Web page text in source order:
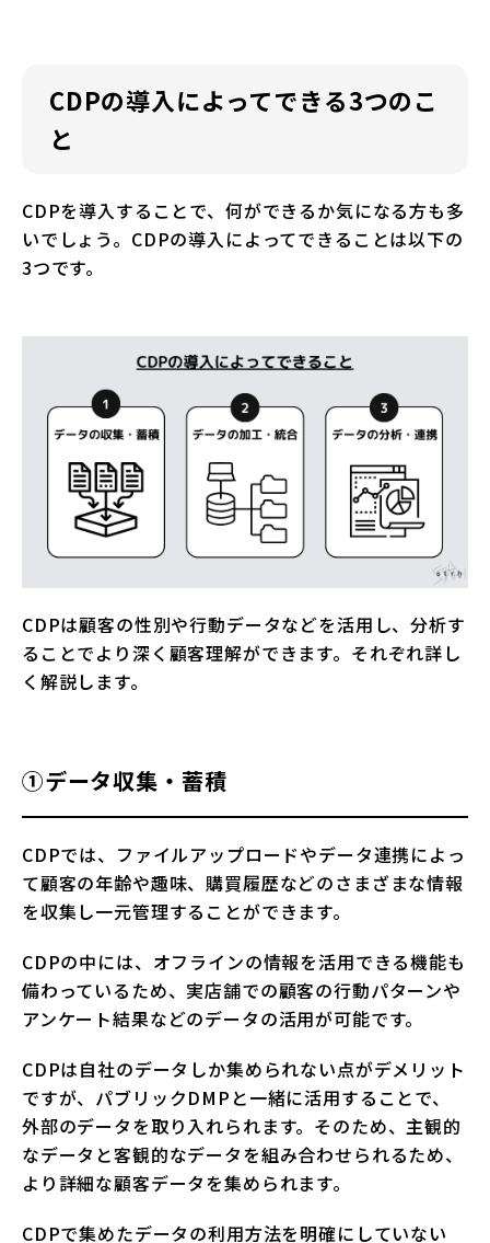
CDPの導入によってできる3つのこ
と
CDPを導入することで、何ができるか気になる方も多
いでしょう。CDPの導入によってできることは以下の
3つです。
CDPは顧客の性別や行動データなどを活用し、分析す
ることでより深く顧客理解ができます。それぞれ詳し
く解説します。
①データ収集・蓄積
CDPでは、ファイルアップロードやデータ連携によっ
て顧客の年齢や趣味、購買履歴などのさまざまな情報
を収集し一元管理することができます。
CDPの中には、オフラインの情報を活用できる機能も
備わっているため、実店舗での顧客の行動パターンや
アンケート結果などのデータの活用が可能です。
CDPは自社のデータしか集められない点がデメリット
ですが、パブリックDMPと一緒に活用することで、
外部のデータを取り入れられます。そのため、主観的
なデータと客観的なデータを組み合わせられるため、
より詳細な顧客データを集められます。
CDPで集めたデータの利用方法を明確にしていない